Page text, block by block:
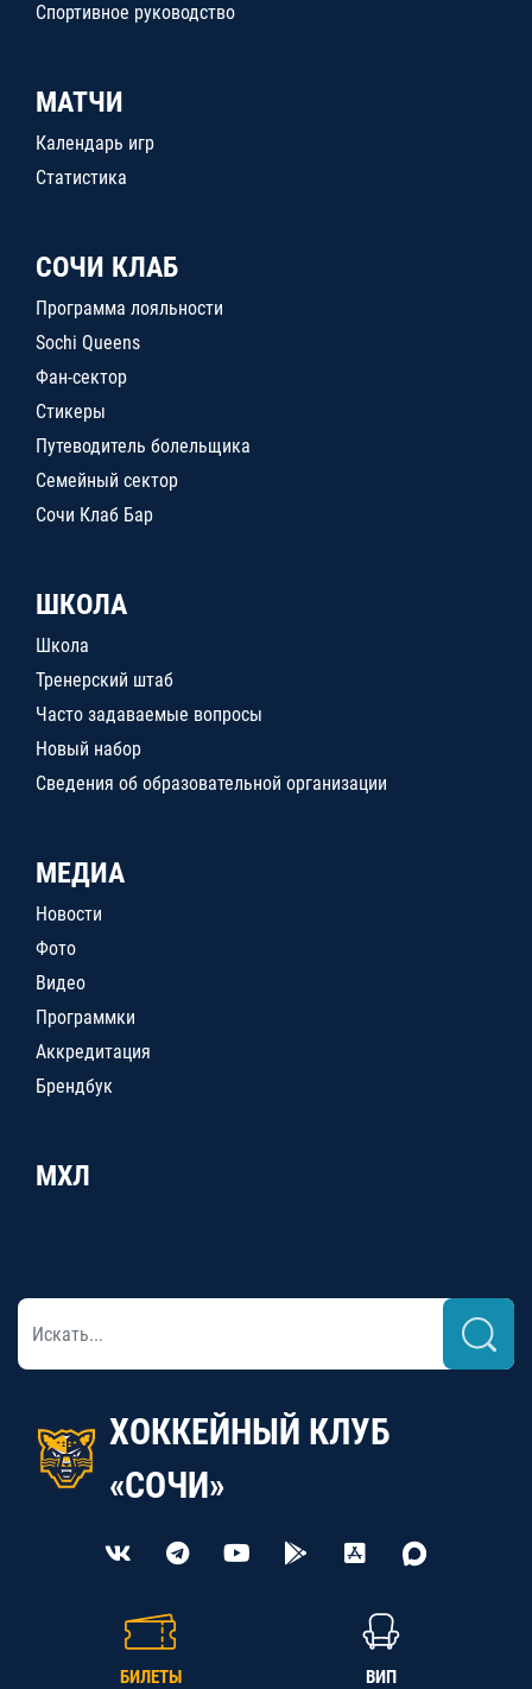
Спортивное руководство
МАТЧИ
Календарь игр
Статистика
СОЧИ КЛАБ
Программа лояльности
Sochi Queens
Фан-сектор
Стикеры
Путеводитель болельщика
Семейный сектор
Сочи Клаб Бар
ШКОЛА
Школа
Тренерский штаб
Часто задаваемые вопросы
Новый набор
Сведения об образовательной организации
МЕДИА
Новости
Фото
Видео
Программки
Аккредитация
Брендбук
МХЛ
ХОККЕЙНЫЙ КЛУБ
«СОЧИ»
БИЛЕТЫ ВИП